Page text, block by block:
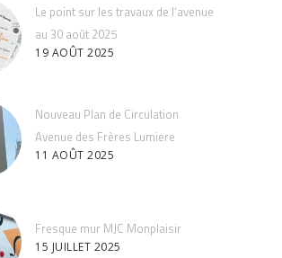
Le point sur les travaux de l’avenue
au 30 août 2025
19 AOÛT 2025
Nouveau Plan de Circulation
Avenue des Frères Lumiere
11 AOÛT 2025
Fresque mur MJC Monplaisir
15 JUILLET 2025